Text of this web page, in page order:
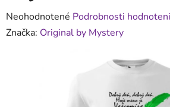
Priemerné
hodnotenie
Neohodnotené Podrobnosti
Značka: Original by Mystery